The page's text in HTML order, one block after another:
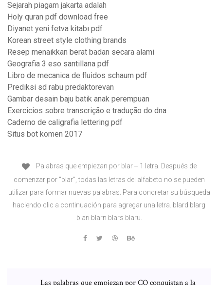
Sejarah piagam jakarta adalah
Holy quran pdf download free
Diyanet yeni fetva kitabı pdf
Korean street style clothing brands
Resep menaikkan berat badan secara alami
Geografia 3 eso santillana pdf
Libro de mecanica de fluidos schaum pdf
Prediksi sd rabu predaktorevan
Gambar desain baju batik anak perempuan
Exercicios sobre transcrição e tradução do dna
Caderno de caligrafia lettering pdf
Situs bot komen 2017
Palabras que empiezan por blar + 1 letra. Después de
comenzar por "blar", todas las letras del alfabeto no se pueden
utilizar para formar nuevas palabras. Para concretar su búsqueda
haciendo clic a continuación para agregar una letra. blard blarg
blari blarn blars blaru.
Las palabras que empiezan por CO conquistan a la